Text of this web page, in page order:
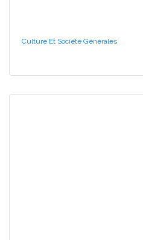
Culture Et Société Générales